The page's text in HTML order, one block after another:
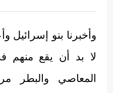
وأخبرنا بنو إسرائيل
لا بد أن يقع منهم
المعاصي والبطر